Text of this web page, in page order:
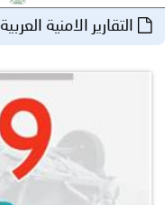
و
اجتماعات
جهود
و
برامج
التقارير الامنية العربية